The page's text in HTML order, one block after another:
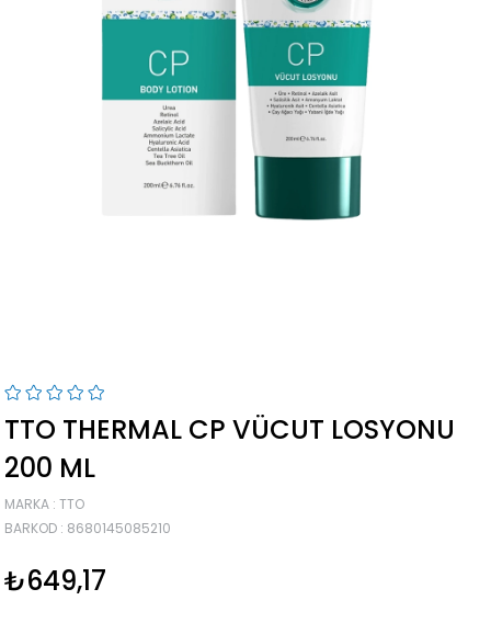
TTO THERMAL CP VÜCUT LOSYONU
200 ML
MARKA : TTO
BARKOD : 8680145085210
₺649,17